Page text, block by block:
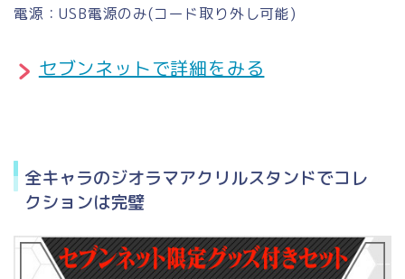
電源：USB電源のみ(コード取り外し可能)
セブンネットで詳細をみる
全キャラのジオラマアクリルスタンドでコレ
クションは完璧